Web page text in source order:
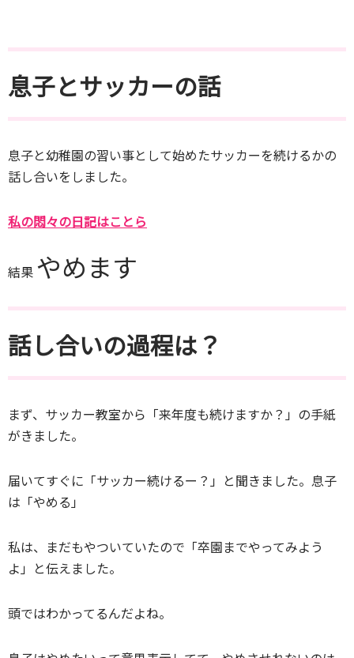
息子とサッカーの話
息子と幼稚園の習い事として始めたサッカーを続けるかの
話し合いをしました。
私の悶々の日記はことら
結果 やめます
話し合いの過程は？
まず、サッカー教室から「来年度も続けますか？」の手紙
がきました。
届いてすぐに「サッカー続けるー？」と聞きました。息子
は「やめる」
私は、まだもやついていたので「卒園までやってみよう
よ」と伝えました。
頭ではわかってるんだよね。